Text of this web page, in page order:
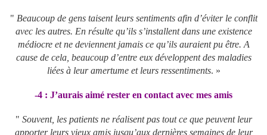
" Beaucoup de gens taisent leurs sentiments afin d’éviter le conflit
avec les autres. En résulte qu’ils s’installent dans une existence
médiocre et ne deviennent jamais ce qu’ils auraient pu être. A
cause de cela, beaucoup d’entre eux développent des maladies
liées à leur amertume et leurs ressentiments. »
-4 : J’aurais aimé rester en contact avec mes amis
" Souvent, les patients ne réalisent pas tout ce que peuvent leur
apporter leurs vieux amis jusqu’aux dernières semaines de leur